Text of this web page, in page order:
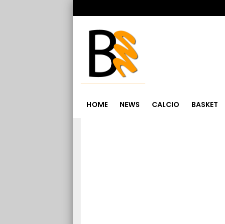
HOME NEWS CALCIO BASKET